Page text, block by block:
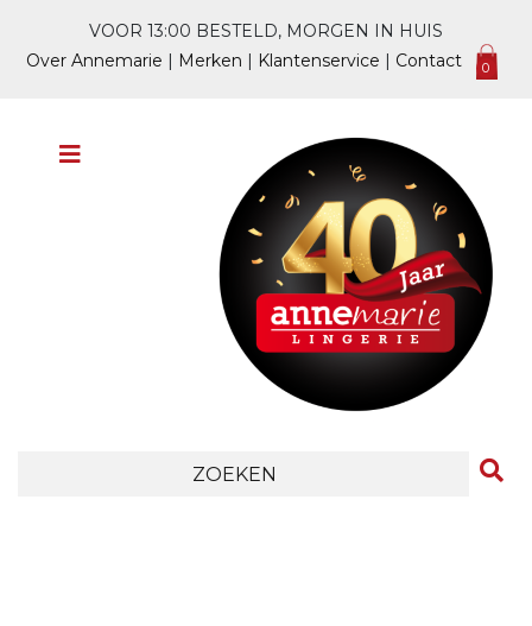
VOOR 13:00 BESTELD, MORGEN IN HUIS
Over Annemarie | Merken | Klantenservice | Contact 0